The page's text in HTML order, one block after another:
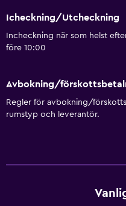
Concierge-service
Kassaskåp
Valutaväxling på plats
Utflyktsdisk
Nyckelkortsåtkomst
Icheckning/Utcheckning
Incheckning när som helst
före 10:00
Avbokning/
Regler för avbokning/
rumstyp och leverantör.